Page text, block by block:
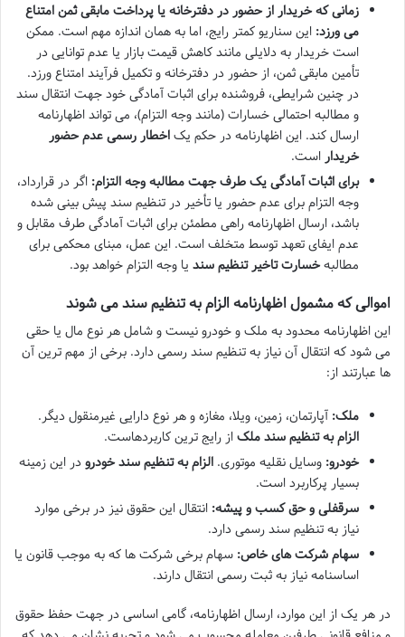
زمانی که خریدار از حضور در دفترخانه یا پرداخت مابقی ثمن امتناع
می ورزد: این سناریو کمتر رایج، اما به همان اندازه مهم است. ممکن
است خریدار به دلایلی مانند کاهش قیمت بازار یا عدم توانایی در
تأمین مابقی ثمن، از حضور در دفترخانه و تکمیل فرآیند امتناع ورزد.
در چنین شرایطی، فروشنده برای اثبات آمادگی خود جهت انتقال سند
و مطالبه احتمالی خسارات (مانند وجه التزام)، می تواند اظهارنامه
ارسال کند. این اظهارنامه در حکم یکاخطار رسمی عدم حضور
خریدار است.
برای اثبات آمادگی یک طرف جهت مطالبه وجه التزام: اگر در قرارداد،
وجه التزام برای عدم حضور یا تأخیر در تنظیم سند پیش بینی شده
باشد، ارسال اظهارنامه راهی مطمئن برای اثبات آمادگی طرف مقابل و
عدم ایفای تعهد توسط متخلف است. این عمل، مبنای محکمی برای
مطالبهخسارت تاخیر تنظیم سند یا وجه التزام خواهد بود.
اموالی که مشمول اظهارنامه الزام به تنظیم سند می شوند
این اظهارنامه محدود به ملک و خودرو نیست و شامل هر نوع مال یا حقی
می شود که انتقال آن نیاز به تنظیم سند رسمی دارد. برخی از مهم ترین آن
ها عبارتند از:
ملک: آپارتمان، زمین، ویلا، مغازه و هر نوع دارایی غیرمنقول دیگر.
الزام به تنظیم سند ملکاز رایج ترین کاربردهاست.
خودرو: وسایل نقلیه موتوری. الزام به تنظیم سند خودرو در این زمینه
بسیار پرکاربرد است.
سرقفلی و حق کسب و پیشه: انتقال این حقوق نیز در برخی موارد
نیاز به تنظیم سند رسمی دارد.
سهام شرکت های خاص: سهام برخی شرکت ها که به موجب قانون یا
اساسنامه نیاز به ثبت رسمی انتقال دارند.
در هر یک از این موارد، ارسال اظهارنامه، گامی اساسی در جهت حفظ حقوق